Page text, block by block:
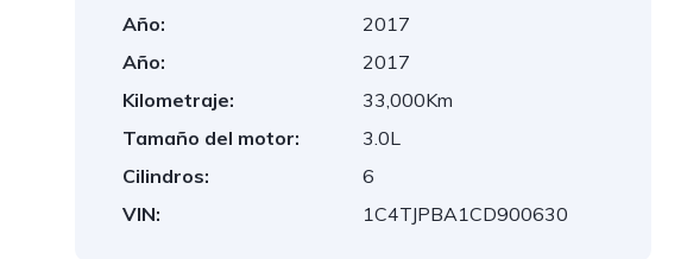
Año:
2017
Año:
2017
Kilometraje:
33,000Km
Tamaño del motor:
3.0L
Cilindros:
6
VIN:
1C4TJPBA1CD900630